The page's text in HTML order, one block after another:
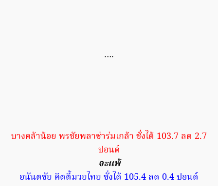
….
บางคล้าน้อย พรชัยพลาซ่าร่มเกล้า ชั่งได้ 103.7 ลด 2.7
ปอนด์
จะแพ้
อนันตชัย คิตตี้มวยไทย ชั่งได้ 105.4 ลด 0.4 ปอนด์